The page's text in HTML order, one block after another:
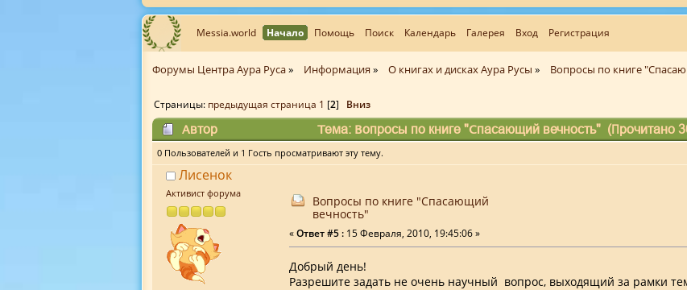
Messia.world Начало Помощь Поиск Календарь Галерея Вход Регистрация
Форумы Центра Аура Руса» Информация » О книгах и дисках Аура Русы » Вопросы по книге
Страницы: предыдущая страница 1 [2] Вниз
Автор Тема: Вопросы по книге "Спасающий вечность" (Прочитано
0 Пользователей и 1 Гость просматривают эту тему.
Лисенок
Активист форума
Вопросы по книге "Спасающий
вечность"
«Ответ #5 : 15 Февраля, 2010, 19:45:06 »
Добрый день!
Разрешите задать не очень научный вопрос, выходящий за рамки